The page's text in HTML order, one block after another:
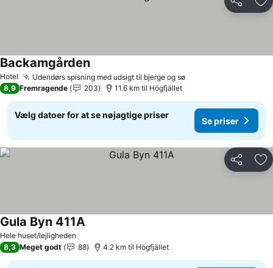
Del
Hotel Udendørs spisning med udsigt til bjerge og sø
Backamgården
8,9 Fremragende 203 11.6 km til Högfjället
Vælg datoer for at se nøjagtige priser
Se priser
Del
Hele huset/lejligheden
Gula Byn 411A
8,3 Meget godt 88 4.2 km til Högfjället